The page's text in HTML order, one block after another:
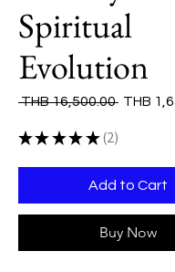
Spiritual
Evolution
THB 16,500.00 Regular
THB
★ ★ ★ ★ ★ 2
2
Add to Cart
Buy Now